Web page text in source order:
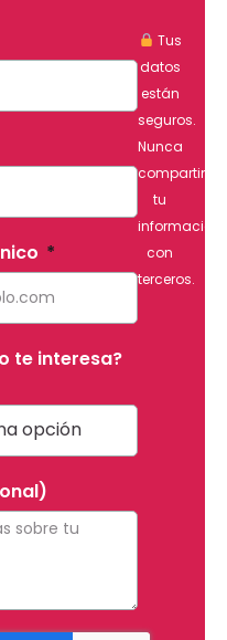
te interesa?
Tus
datos
están
seguros.
Nunca
tu
información
con
terceros.